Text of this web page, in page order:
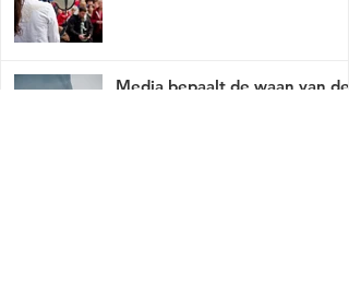
Media bepaalt de waan van de